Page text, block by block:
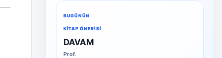
BUGÜNÜN
KITAP ÖNERISI
DAVAM
Prof.